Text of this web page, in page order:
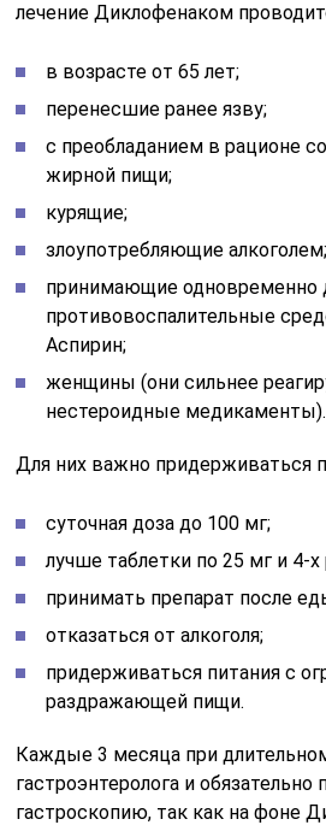
лечение Диклофенаком
в возрасте от 65 лет;
перенесшие ранее язву;
с преобладанием в рационе
жирной пищи;
курящие;
злоупотребляющие алкоголем;
принимающие одновременно
противовоспалительные
Аспирин;
женщины (они сильнее
нестероидные медикаменты).
Для них важно придерживаться
суточная доза до 100 мг;
лучше таблетки по 25 мг и 4-
принимать препарат после
отказаться от алкоголя;
придерживаться питания с
раздражающей пищи.
Каждые 3 месяца при
гастроэнтеролога и обязательно
гастроскопию, так как на фоне